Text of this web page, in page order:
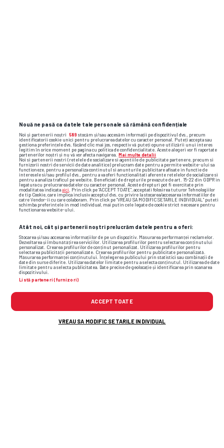
Foto3/32
Nouă ne pasă ca datele tale personale să rămână confidențiale
Noi și partenerii noștri 589 stocăm și/sau accesăm informații pe dispozitivul dvs., precum
identificatorii cookie unici pentru prelucrarea datelor cu caracter personal. Puteți accepta sau
gestiona preferințele dvs. făcând clic mai jos, respectiv vă puteți opune utilizării unui interes
legitim în orice moment pe pagina cu politica de confidențialitate. Aceste alegeri vor fi raportate
partenerilor noștri și nu vă vor afecta navigarea. Mai multe detalii
Noi si partenerii nostri (retelele de socializare si agentiile de publicitate partenere, precum si
furnizorii nostri de servicii de date analitice) prelucram date pentru a permite website-ului sa
functioneze, pentru a personaliza continutul si anunturile publicitare afisate in functie de
interesele si/sau profilul dvs., pentru a va oferi functionalitati aferente retelelor de socializare si
pentru a analiza traficul pe website. Beneficiati de drepturile prevazute de art. 15-22 din GDPR in
legatura cu prelucrarea datelor cu caracter personal. Aceste drepturi pot fi exercitate prin
modalitatea indicataaici
. Prin click pe “ACCEPT TOATE”, acceptati folosirea tuturor Tehnologiilor
de tip Cookie, care implica inclusiv acceptul dvs. cu privire la stocarea/accesarea informatiilor de
catre Vendor-ii cu care colaboram. Prin click pe “VREAU SA MODIFIC SETARILE INDIVIDUAL” puteti
schimba preferintele in mod individual, mai putin cele legate de cookie strict necesare pentru
functionarea website-ului.
Atât noi, cât și partenerii noștri prelucrăm datele pentru a oferi:
Stocarea și/sau accesarea informațiilor de pe un dispozitiv. Măsurarea performanței reclamelor.
Dezvoltarea și îmbunătățirea serviciilor. Utilizarea profilurilor pentru selectarea conținutului
personalizat. Crearea profilurilor de conținut personalizat. Utilizarea profilurilor pentru
selectarea publicității personalizate. Crearea profilurilor pentru publicitate personalizată.
Măsurarea performanței conținutului. Înțelegerea publicului prin statistici sau combinații de
date din surse diferite. Utilizarea datelor limitate pentru a selecta conținutul. Utilizarea de date
limitate pentru a selecta publicitatea. Date precise de geolocație și identificarea prin scanarea
dispozitivului.
Listă parteneri (furnizori)
ACCEPT TOATE
VREAU SA MODIFIC SETARILE INDIVIDUAL